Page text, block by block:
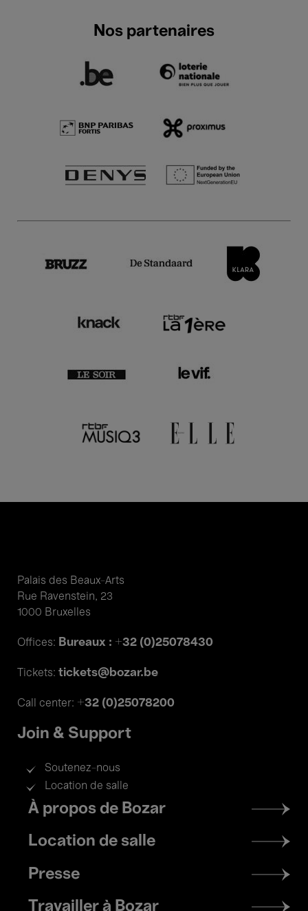
Nos partenaires
Palais des Beaux-Arts
Rue Ravenstein, 23
1000 Bruxelles
Offices: Bureaux : +32 (0)25078430
Tickets: tickets@bozar.be
Call center: +32 (0)25078200
Join & Support
Soutenez-nous
Location de salle
Footer
menu
À propos de Bozar
Location de salle
Presse
Travailler à Bozar